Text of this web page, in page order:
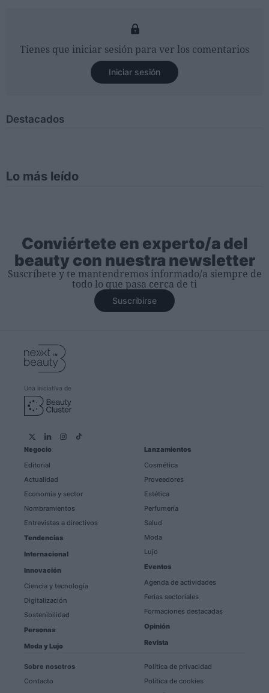
Tienes que iniciar sesión para ver los comentarios
Iniciar sesión
Destacados
Lo más leído
Conviértete en experto/a del
beauty con nuestra newsletter
Suscríbete y te mantendremos informado/a siempre de
todo lo que pasa cerca de ti
Suscribirse
Una iniciativa de
Negocio
Editorial
Actualidad
Economía y sector
Nombramientos
Entrevistas a directivos
Tendencias
Internacional
Innovación
Ciencia y tecnología
Digitalización
Sostenibilidad
Personas
Moda y Lujo
Lanzamientos
Cosmética
Proveedores
Estética
Perfumería
Salud
Moda
Lujo
Eventos
Agenda de actividades
Ferias sectoriales
Formaciones destacadas
Opinión
Revista
Sobre nosotros
Contacto
Política de privacidad
Política de cookies